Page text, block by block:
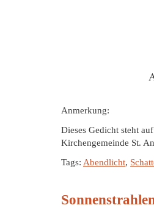
Anmerkung:
Dieses Gedicht steht
Kirchengemeinde St.
Tags: Abendlicht,